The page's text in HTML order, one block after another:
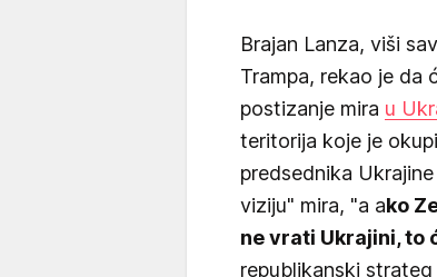
Brajan Lanza, viši
Trampa, rekao je da
postizanje mira u
teritorija koje je
predsednika
viziju" mira, "a ako
ne vrati Ukrajini, to
republikanski strateg